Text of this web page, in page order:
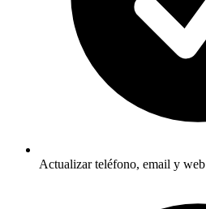
Actualizar teléfono, email y web